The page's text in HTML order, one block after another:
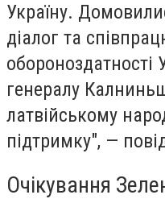
Україну.
діалог та
обороноздатності
генералу
латвійському
підтримку", —
Очікування